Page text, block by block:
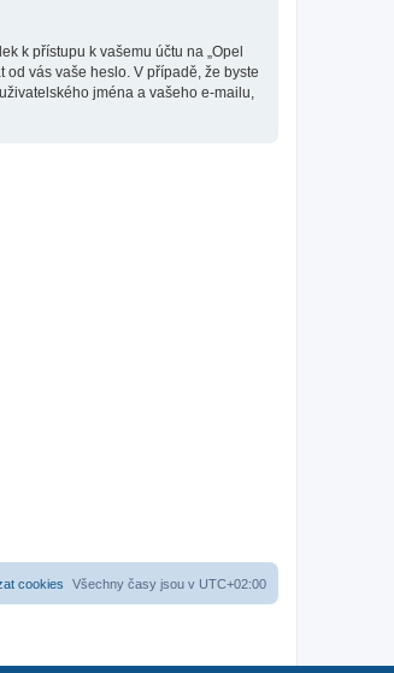
k přístupu k vašemu účtu na „Opel
od vás vaše heslo. V případě, že byste
jména a vašeho e-mailu,
Všechny časy jsou v UTC+02:00
cookies